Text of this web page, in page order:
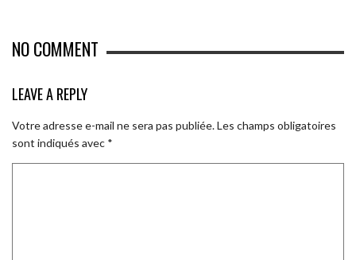
NO COMMENT
LEAVE A REPLY
Votre adresse e-mail ne sera pas publiée.Les champs obligatoires
sont indiqués avec *